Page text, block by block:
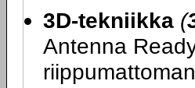
3D-tekniikka (
Antenna